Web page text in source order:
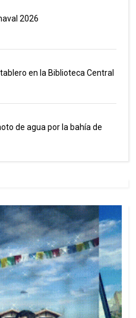
2026
en la Biblioteca Central
de agua por la bahía de